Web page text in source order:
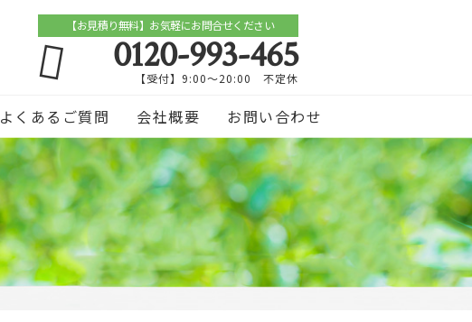
【お見積り無料】お気軽にお問合せください
0120-993-465
【受付】9:00～20:00 不定休
よくあるご質問 会社概要 お問い合わせ